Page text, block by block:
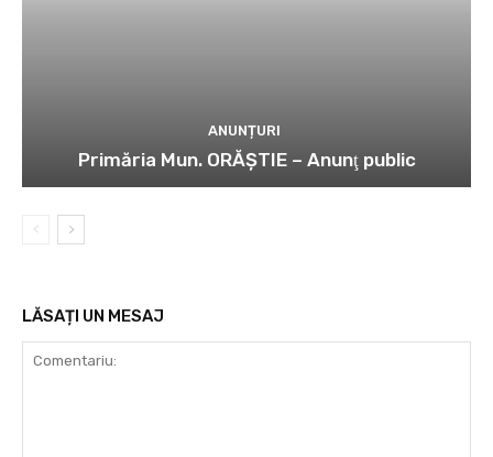
ANUNȚURI
Primăria Mun. ORĂȘTIE – Anunţ public
LĂSAȚI UN MESAJ